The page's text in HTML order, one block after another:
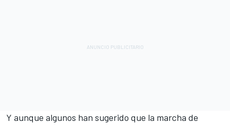
Y aunque algunos han sugerido que la marcha de